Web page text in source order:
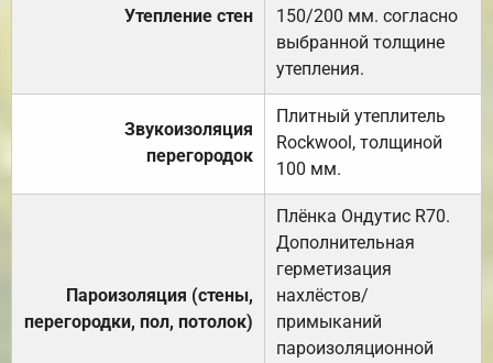
Утепление стен
150/200 мм. согласно
выбранной толщине
утепления.
Звукоизоляция
перегородок
Плитный утеплитель
Rockwool, толщиной
100 мм.
Пароизоляция (стены,
перегородки, пол, потолок)
Плёнка Ондутис R70.
Дополнительная
герметизация
нахлёстов/
примыканий
пароизоляционной